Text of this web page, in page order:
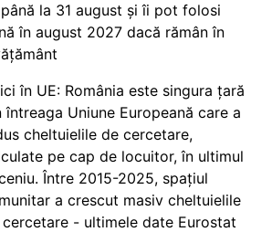
la 31 august și îi pot folosi
în august 2027 dacă rămân în
în UE: România este singura țară
întreaga Uniune Europeană care a
cheltuielile de cercetare,
pe cap de locuitor, în ultimul
Între 2015-2025, spațiul
a crescut masiv cheltuielile
- ultimele date Eurostat